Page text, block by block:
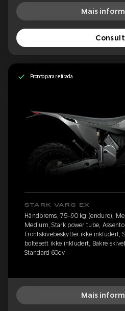
Mais
Pronto para retirada
STARK VARG EX
Håndbrems, 75–90 kg (enduro),
Medium, Stark power tube,
Frontskivebeskytter ikke inkludert,
boltesett ikke inkludert, Bakre
Standard 60cv
Mais